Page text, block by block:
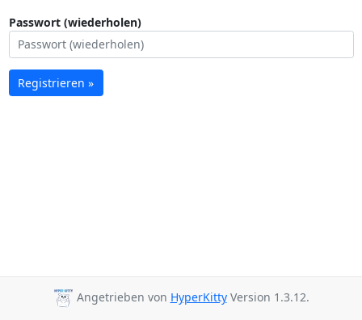
Passwort (wiederholen)
Registrieren »
Angetrieben von HyperKittyVersion 1.3.12.